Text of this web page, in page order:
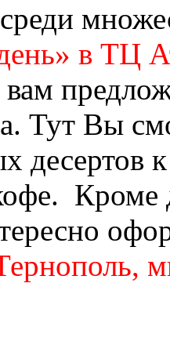
в ТЦ
Тут Вы
десертов
Кроме